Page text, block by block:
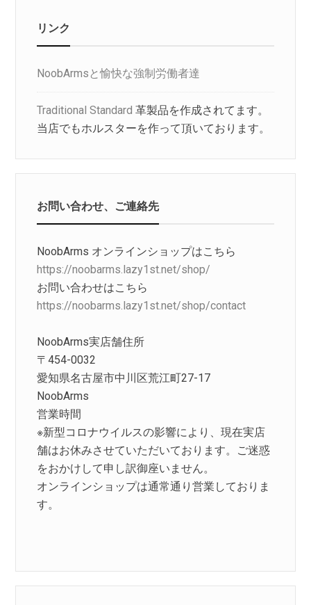
リンク
NoobArmsと愉快な強制労働者達
Traditional Standard 革製品を作成されてます。
当店でもホルスターを作って頂いております。
お問い合わせ、ご連絡先
NoobArms オンラインショップはこちら
https://noobarms.lazy1st.net/shop/
お問い合わせはこちら
https://noobarms.lazy1st.net/shop/contact
NoobArms実店舗住所
〒454-0032
愛知県名古屋市中川区荒江町27-17
NoobArms
営業時間
※新型コロナウイルスの影響により、現在実店
舗はお休みさせていただいております。ご迷惑
をおかけして申し訳御座いません。
オンラインショップは通常通り営業しておりま
す。